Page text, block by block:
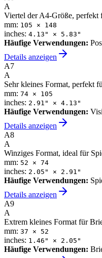
A
Viertel der A4-Größe, perfekt
mm: 105 × 148
inches: 4.13 " × 5.83 "
Häufige Verwendungen:
Details anzeigen
A7
A
Sehr kleines Format, perfekt
mm: 74 × 105
inches: 2.91 " × 4.13 "
Häufige Verwendungen:
Details anzeigen
A8
A
Winziges Format, ideal für
mm: 52 × 74
inches: 2.05 " × 2.91 "
Häufige Verwendungen:
Details anzeigen
A9
A
Extrem kleines Format für
mm: 37 × 52
inches: 1.46 " × 2.05 "
Häufige Verwendungen: